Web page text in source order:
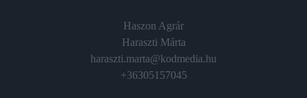
Haszon Agrár
Haraszti Márta
haraszti.marta@kodmedia.hu
+36305157045